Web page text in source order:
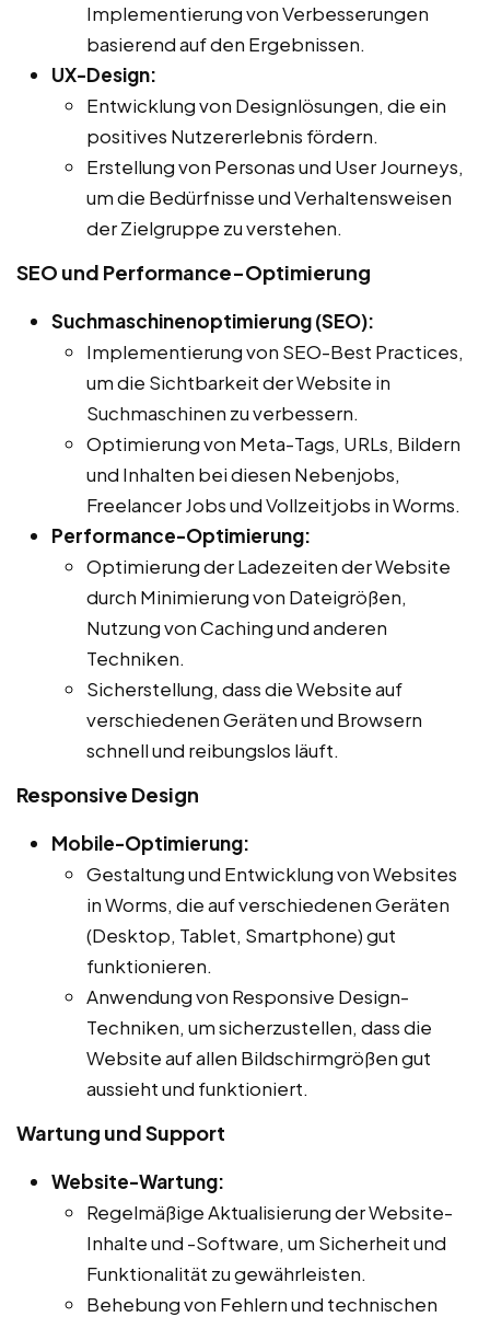
Implementierung von Verbesserungen
basierend auf den Ergebnissen.
UX-Design:
Entwicklung von Designlösungen, die ein
positives Nutzererlebnis fördern.
Erstellung von Personas und User Journeys,
um die Bedürfnisse und Verhaltensweisen
der Zielgruppe zu verstehen.
SEO und Performance-Optimierung
Suchmaschinenoptimierung (SEO):
Implementierung von SEO-Best Practices,
um die Sichtbarkeit der Website in
Suchmaschinen zu verbessern.
Optimierung von Meta-Tags, URLs, Bildern
und Inhalten bei diesen Nebenjobs,
Freelancer Jobs und Vollzeitjobs in Worms.
Performance-Optimierung:
Optimierung der Ladezeiten der Website
durch Minimierung von Dateigrößen,
Nutzung von Caching und anderen
Techniken.
Sicherstellung, dass die Website auf
verschiedenen Geräten und Browsern
schnell und reibungslos läuft.
Responsive Design
Mobile-Optimierung:
Gestaltung und Entwicklung von Websites
in Worms, die auf verschiedenen Geräten
(Desktop, Tablet, Smartphone) gut
funktionieren.
Anwendung von Responsive Design-
Techniken, um sicherzustellen, dass die
Website auf allen Bildschirmgrößen gut
aussieht und funktioniert.
Wartung und Support
Website-Wartung:
Regelmäßige Aktualisierung der Website-
Inhalte und -Software, um Sicherheit und
Funktionalität zu gewährleisten.
Behebung von Fehlern und technischen